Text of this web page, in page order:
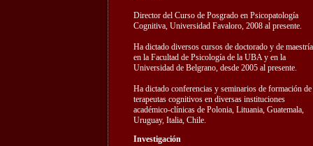
Director del Curso de Posgrado en Psicopatología
Cognitiva, Universidad Favaloro, 2008 al presente.
Ha dictado diversos cursos de doctorado y de maestría
en la Facultad de Psicología de la UBA y en la
Universidad de Belgrano, desde 2005 al presente.
Ha dictado conferencias y seminarios de formación de
terapeutas cognitivos en diversas instituciones
académico-clínicas de Polonia, Lituania, Guatemala,
Uruguay, Italia, Chile.
Investigación